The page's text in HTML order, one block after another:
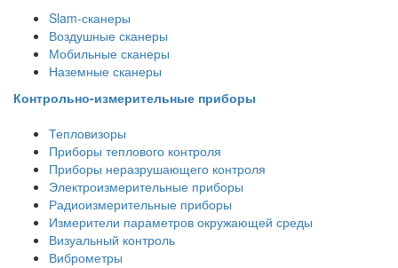
Slam-сканеры
Воздушные сканеры
Мобильные сканеры
Наземные сканеры
Контрольно-измерительные приборы
Тепловизоры
Приборы теплового контроля
Приборы неразрушающего контроля
Электроизмерительные приборы
Радиоизмерительные приборы
Измерители параметров окружающей среды
Визуальный контроль
Виброметры